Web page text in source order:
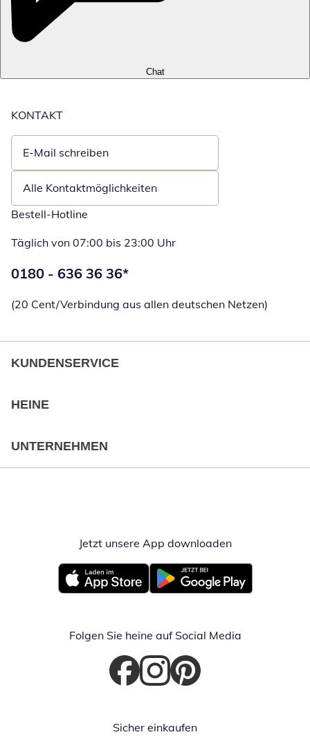
Chat
KONTAKT
E-Mail schreiben
Öffnet E-Mail-Client
Alle Kontaktmöglichkeiten
Bestell-Hotline
Täglich von 07:00 bis 23:00 Uhr
Telefonnummer:
0180 - 636 36 36*
(20 Cent/Verbindung aus allen deutschen Netzen)
KUNDENSERVICE
HEINE
UNTERNEHMEN
Jetzt unsere App downloadenÖffnet in
Öffnet in neuem FensterÖffnet in neuem Fenster
Folgen Sie heine auf Social Media
Öffnet in neuem Fenster
Öffnet in neuem Fenster
Öffnet in neuem Fenster
Sicher einkaufen